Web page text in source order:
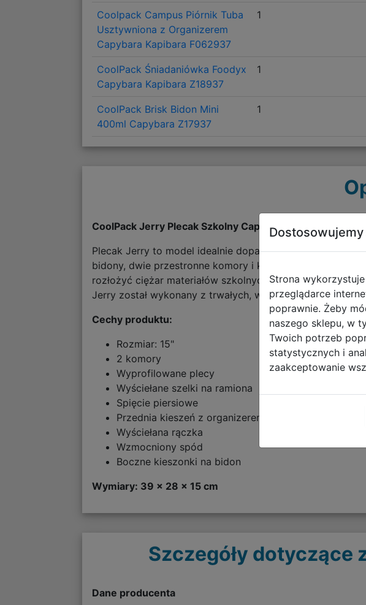
Coolpack Campus Piórnik Tuba
Usztywniona z Organizerem
Capybara Kapibara F062937
1
CoolPack Śniadaniówka Foodyx
Capybara Kapibara Z18937
1
CoolPack Brisk Bidon Mini
400ml Capybara Z17937
1
CoolPack Jerry Plecak Szkolny Capybara F029937
Plecak Jerry to model idealnie dopasowany do potrzeb
bidony, dwie przestronne komory i kieszeń z
rozłożyć ciężar materiałów szkolnych. Dodatkowo
Jerry został wykonany z trwałych, wysokiej jakości
Cechy produktu:
Rozmiar: 15"
2 komory
Wyprofilowane plecy
Wyściełane szelki na ramiona
Spięcie piersiowe
Przednia kieszeń z organizerem
Wyściełana rączka
Wzmocniony spód
Boczne kieszonki na bidon
Wymiary: 39 x 28 x 15 cm
Szczegóły dotyczące
Dane producenta
Strona
przeglądarce
poprawnie. Żeby
naszego sklepu, w
Twoich potrzeb
statystycznych i
zaakceptowanie